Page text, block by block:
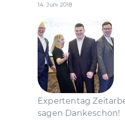
14. Juni 2018
Expertentag
sagen Dankeschön!